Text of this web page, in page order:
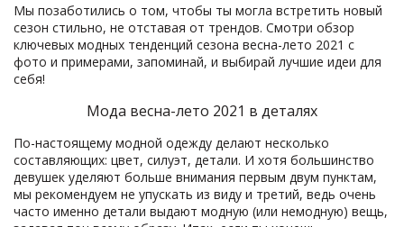
Мы позаботились о том, чтобы ты могла встретить новый
сезон стильно, не отставая от трендов. Смотри обзор
ключевых модных тенденций сезона весна-лето 2021 с
фото и примерами, запоминай, и выбирай лучшие идеи для
себя!
Мода весна-лето 2021 в деталях
По-настоящему модной одежду делают несколько
составляющих: цвет, силуэт, детали. И хотя большинство
девушек уделяют больше внимания первым двум пунктам,
мы рекомендуем не упускать из виду и третий, ведь очень
часто именно детали выдают модную (или немодную) вещь,